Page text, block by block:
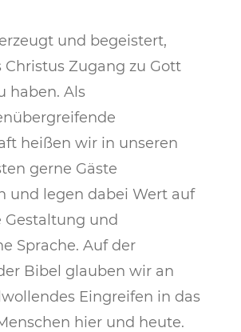
und begeistert,
Christus Zugang zu Gott
haben. Als
heißen wir in unseren
gerne Gäste
und legen dabei Wert auf
Gestaltung und
Sprache. Auf der
Bibel glauben wir an
Eingreifen in das
hier und heute.